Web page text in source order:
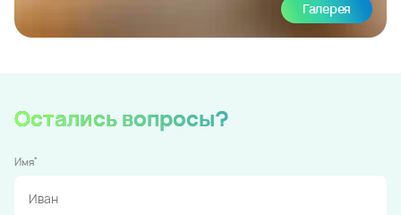
Галерея
Остались вопросы?
Имя*